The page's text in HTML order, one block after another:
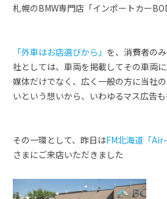
札幌のBMW専門店「インポートカー
「外車はお店選びから」 を、消費者の
社としては、車両を掲載してその車両
媒体だけでなく、広く一般の方に当社
いという想いから、いわゆるマス広告も
その一環として、昨日はFM北海道「Air-
さまにご来店いただきました